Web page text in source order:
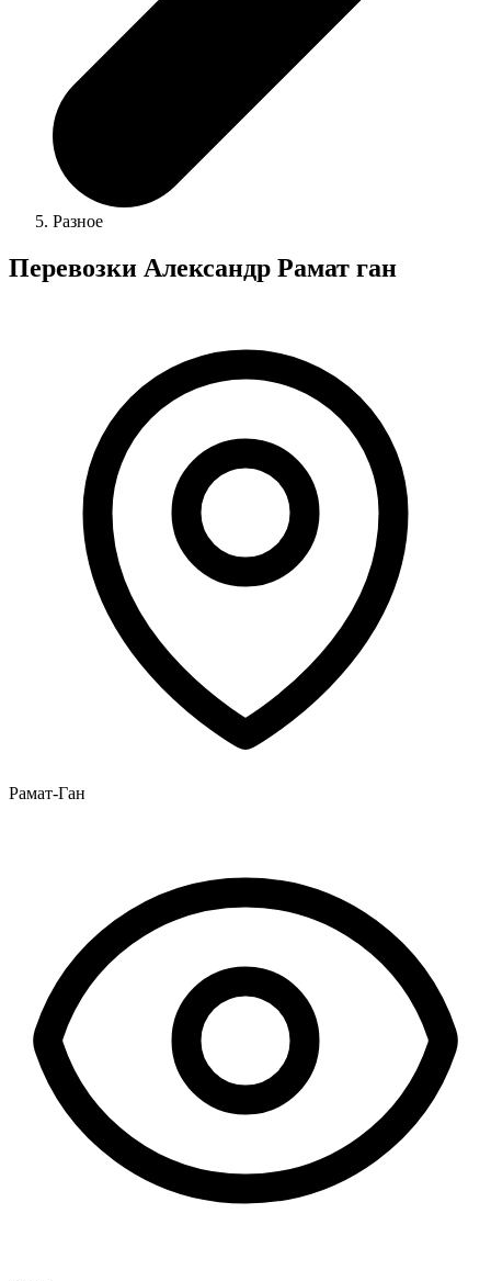
Разное
Перевозки Александр Рамат ган
Рамат-Ган